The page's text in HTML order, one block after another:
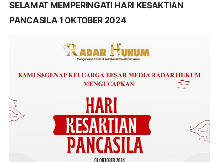
SELAMAT MEMPERINGATI HARI KESAKTIAN
PANCASILA 1 OKTOBER 2024